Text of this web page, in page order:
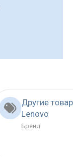
Другие
Lenovo
Бренд